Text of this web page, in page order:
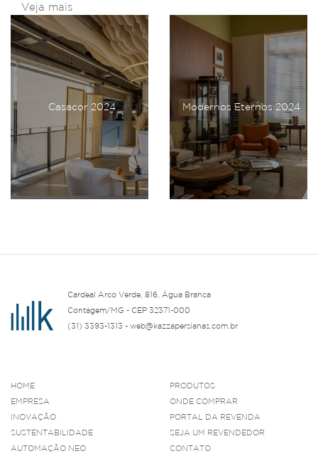
Veja mais
Casacor 2024 Modernos Eternos 2024
Cardeal Arco Verde, 816, Água Branca
Contagem/MG - CEP 32371-000
(31) 3393-1313 - web@kazzapersianas.com.br
HOME
EMPRESA
INOVAÇÃO
SUSTENTABILIDADE
AUTOMAÇÃO NEO
PRODUTOS
ONDE COMPRAR
PORTAL DA REVENDA
SEJA UM REVENDEDOR
CONTATO